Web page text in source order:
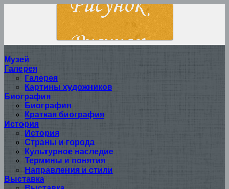
Музей
Галерея
Галерея
Картины художников
Биография
Биография
Краткая биография
История
История
Страны и города
Культурное наследие
Термины и понятия
Направления и стили
Выставка